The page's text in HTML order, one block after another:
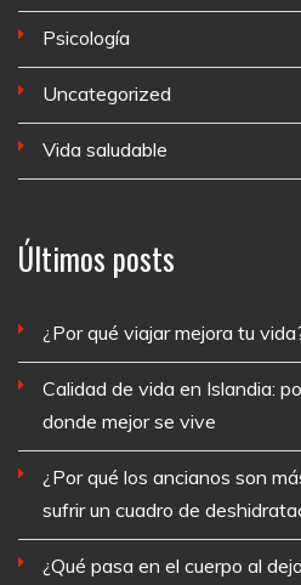
Psicología
Uncategorized
Vida saludable
Últimos posts
¿Por qué viajar mejora tu
Calidad de vida en Islandia:
donde mejor se vive
¿Por qué los ancianos son
sufrir un cuadro de
¿Qué pasa en el cuerpo al